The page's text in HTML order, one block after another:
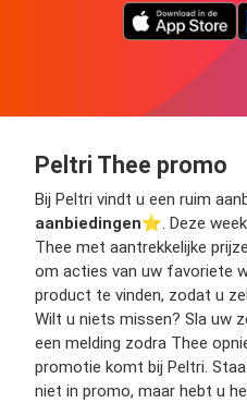
Peltri Thee promo
Bij Peltri vindt u een ruim
aanbiedingen⭐️. Deze
Thee met aantrekkelijke
om acties van uw favoriete
product te vinden, zodat u
Wilt u niets missen? Sla uw
een melding zodra Thee
promotie komt bij Peltri.
niet in promo, maar hebt u